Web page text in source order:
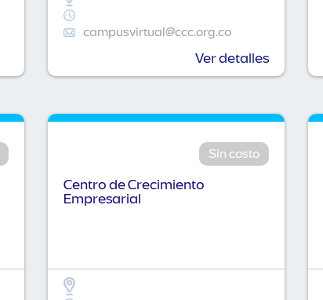
campusvirtual@ccc.org.co
Ver detalles
Sin costo
Centro de Crecimiento
Empresarial